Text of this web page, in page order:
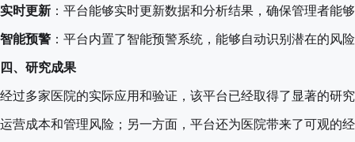
实时更新 ：平台能够实时更新数据和分析结果，确保管理者能
智能预警 ：平台内置了智能预警系统，能够自动识别潜在的
四、研究成果
经过多家医院的实际应用和验证，该平台已经取得了显著的研
运营成本和管理风险；另一方面，平台还为医院带来了可观的